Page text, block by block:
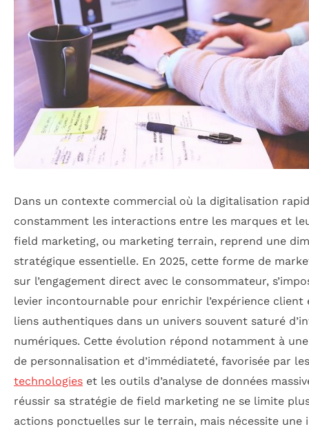
Dans un contexte commercial où la digitalisation
constamment les interactions entre les marques et
field marketing, ou marketing terrain, reprend une
stratégique essentielle. En 2025, cette forme de
sur l’engagement direct avec le consommateur,
levier incontournable pour enrichir l’expérience client
liens authentiques dans un univers souvent saturé
numériques. Cette évolution répond notamment à
de personnalisation et d’immédiateté, favorisée par
technologies et les outils d’analyse de données
réussir sa stratégie de field marketing ne se limite
actions ponctuelles sur le terrain, mais nécessite une